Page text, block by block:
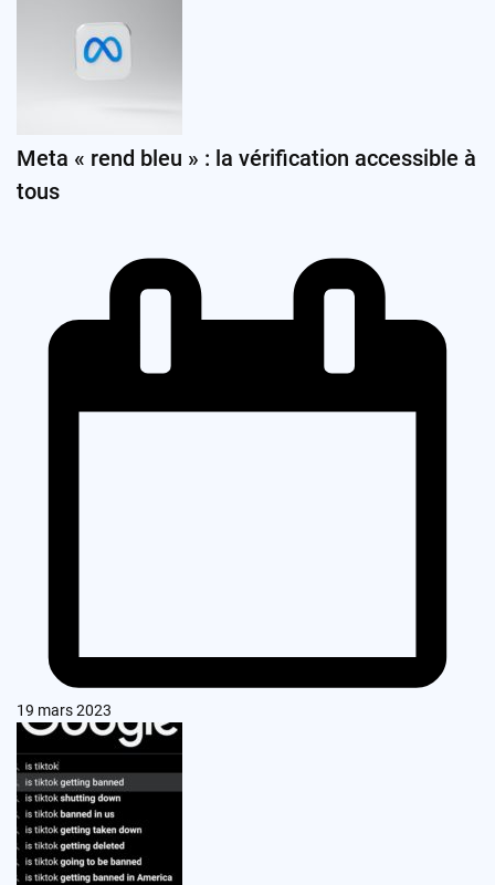
Meta « rend bleu » : la vérification accessible à
tous
19 mars 2023